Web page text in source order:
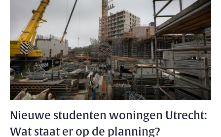
Nieuwe studenten woningen Utrecht:
Wat staat er op de planning?